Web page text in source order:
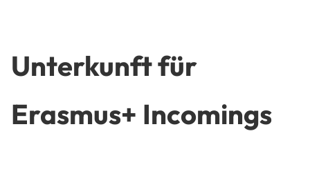
Unterkunft für
Erasmus+ Incomings